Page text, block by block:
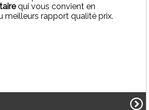
Maçon maçonnerie
qui vous convient en
meilleurs rapport qualité prix.